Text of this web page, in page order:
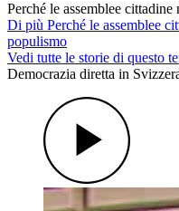
Perché le assemblee
Di più Perché le assemblee
populismo
Vedi tutte le storie di questo
Democrazia diretta in